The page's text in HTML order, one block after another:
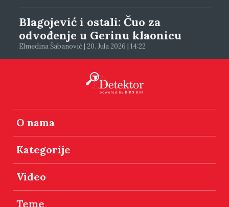
Blagojević i ostali: Čuo za
odvođenje u Gerinu klaonicu
Elmedina Šabanović | 20. Jula 2026 | 14:22
O nama
Kategorije
Video
Teme